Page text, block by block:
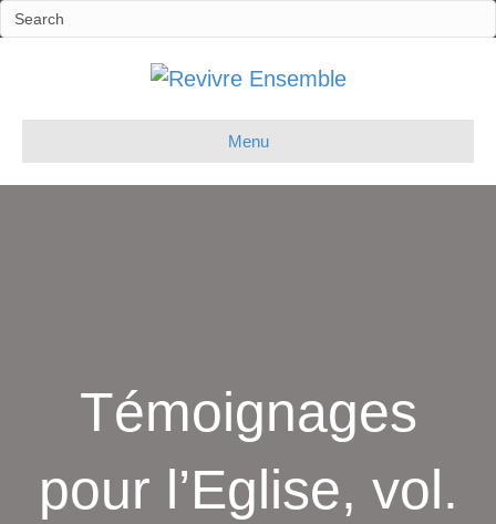
Menu
Témoignages
pour l’Eglise, vol.